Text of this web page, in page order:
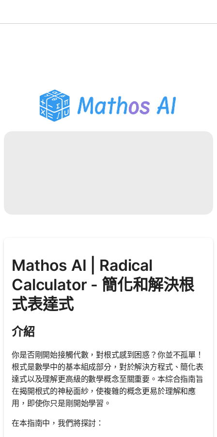
PDF 作業助手
學習工具
Mathos AI | Radical
Calculator - 簡化和解決根
式表達式
介紹
你是否剛開始接觸代數，對根式感到困惑？你並不孤單！
根式是數學中的基本組成部分，對於解決方程式、簡化表
達式以及理解更高級的數學概念至關重要。本綜合指南旨
在揭開根式的神秘面紗，使複雜的概念更易於理解和應
用，即使你只是剛開始學習。
在本指南中，我們將探討：